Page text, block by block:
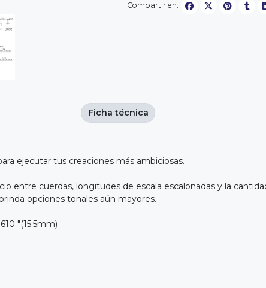
Compartir en:
ejecutar tus creaciones más ambiciosas.
entre cuerdas, longitudes de escala escalonadas y la
opciones tonales aún mayores.
"(15.5mm)
Ficha técnica